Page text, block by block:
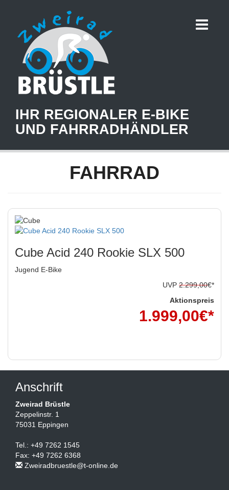
IHR REGIONALER E-BIKE
UND FAHRRADHÄNDLER
FAHRRAD
Cube Acid 240 Rookie SLX 500
Jugend E-Bike
UVP 2.299,00€*
Aktionspreis
1.999,00€*
Anschrift
Zweirad Brüstle
Zeppelinstr. 1
75031 Eppingen
Tel.: +49 7262 1545
Fax: +49 7262 6368
Zweiradbruestle@t-online.de